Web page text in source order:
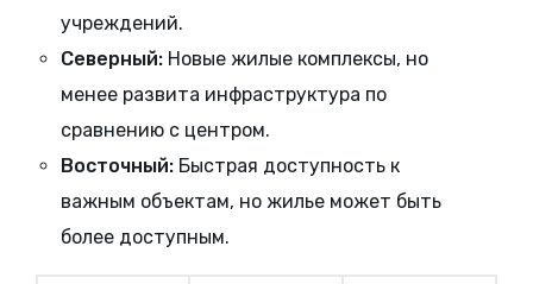
учреждений.
Северный: Новые жилые комплексы, но
менее развита инфраструктура по
сравнению с центром.
Восточный: Быстрая доступность к
важным объектам, но жилье может быть
более доступным.